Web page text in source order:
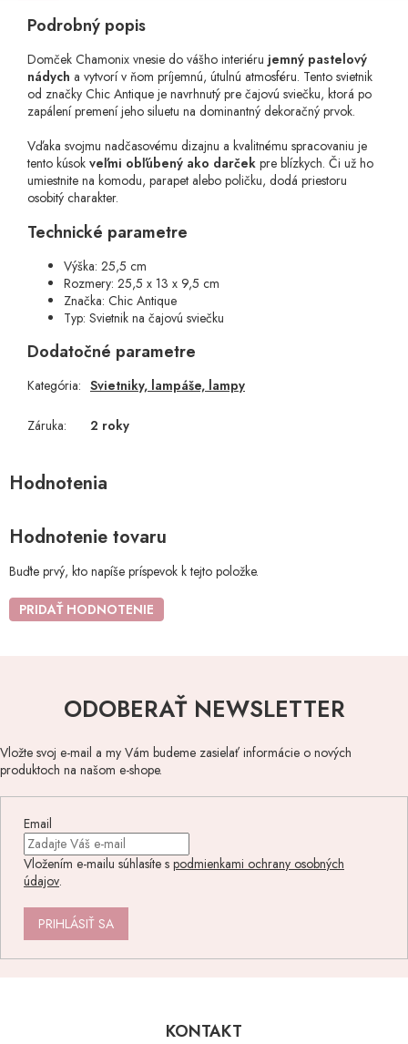
Podrobný popis
Domček Chamonix vnesie do vášho interiéru jemný pastelový
nádych a vytvorí v ňom príjemnú, útulnú atmosféru. Tento svietnik
od značky Chic Antique je navrhnutý pre čajovú sviečku, ktorá po
zapálení premení jeho siluetu na dominantný dekoračný prvok.
Vďaka svojmu nadčasovému dizajnu a kvalitnému spracovaniu je
tento kúsok veľmi obľúbený ako darček pre blízkych. Či už ho
umiestnite na komodu, parapet alebo poličku, dodá priestoru
osobitý charakter.
Technické parametre
Výška: 25,5 cm
Rozmery: 25,5 x 13 x 9,5 cm
Značka: Chic Antique
Typ: Svietnik na čajovú sviečku
Dodatočné parametre
Kategória: Svietniky, lampáše, lampy
Záruka: 2 roky
Hodnotenie tovaru
Buďte prvý, kto napíše príspevok k tejto položke.
PRIDAŤ HODNOTENIE
ODOBERAŤ NEWSLETTER
Vložte svoj e-mail a my Vám budeme zasielať informácie o nových
produktoch na našom e-shope.
Email
Vložením e-mailu súhlasíte s podmienkami ochrany osobných
údajov.
PRIHLÁSIŤ SA
KONTAKT